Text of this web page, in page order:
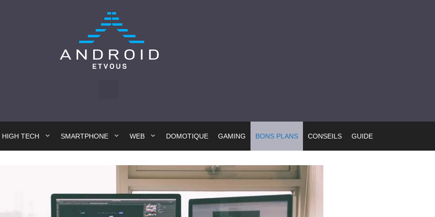
HIGH TECH SMARTPHONE WEB DOMOTIQUE GAMING BONS PLANS CONSEILS GUIDE